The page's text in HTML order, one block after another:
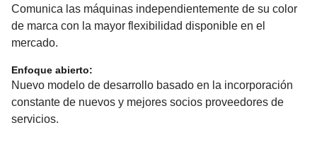
Comunica las máquinas independientemente de su color
de marca con la mayor flexibilidad disponible en el
mercado.
Enfoque abierto:
Nuevo modelo de desarrollo basado en la incorporación
constante de nuevos y mejores socios proveedores de
servicios.